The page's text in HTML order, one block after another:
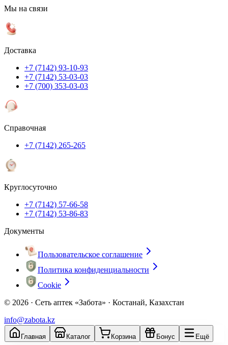
Мы на связи
Доставка
+7 (7142) 93-10-93
+7 (7142) 53-03-03
+7 (700) 353-03-03
Справочная
+7 (7142) 265-265
Круглосуточно
+7 (7142) 57-66-58
+7 (7142) 53-86-83
Документы
Пользовательское соглашение
Политика конфиденциальности
Cookie
© 2026 · Сеть аптек «Забота» · Костанай, Казахстан
info@zabota.kz
Главная Каталог Корзина Бонус Ещё